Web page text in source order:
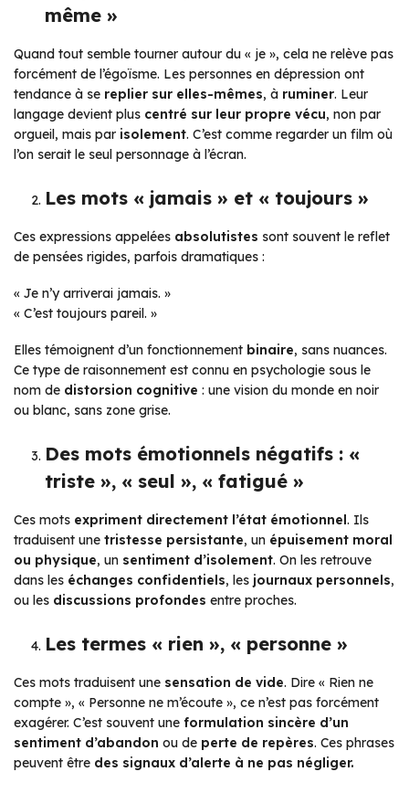
même »
Quand tout semble tourner autour du « je », cela ne relève pas
forcément de l’égoïsme. Les personnes en dépression ont
tendance à se replier sur elles-mêmes, à ruminer. Leur
langage devient plus centré sur leur propre vécu, non par
orgueil, mais par isolement. C’est comme regarder un film où
l’on serait le seul personnage à l’écran.
Les mots « jamais » et « toujours »
Ces expressions appelées absolutistes sont souvent le reflet
de pensées rigides, parfois dramatiques :
« Je n’y arriverai jamais. »
« C’est toujours pareil. »
Elles témoignent d’un fonctionnement binaire, sans nuances.
Ce type de raisonnement est connu en psychologie sous le
nom de distorsion cognitive : une vision du monde en noir
ou blanc, sans zone grise.
Des mots émotionnels négatifs : «
triste », « seul », « fatigué »
Ces mots expriment directement l’état émotionnel. Ils
traduisent une tristesse persistante, un épuisement moral
ou physique, un sentiment d’isolement. On les retrouve
dans les échanges confidentiels, les journaux personnels,
ou les discussions profondes entre proches.
Les termes « rien », « personne »
Ces mots traduisent une sensation de vide. Dire « Rien ne
compte », « Personne ne m’écoute », ce n’est pas forcément
exagérer. C’est souvent une formulation sincère d’un
sentiment d’abandon ou de perte de repères. Ces phrases
peuvent être des signaux d’alerte à ne pas négliger.